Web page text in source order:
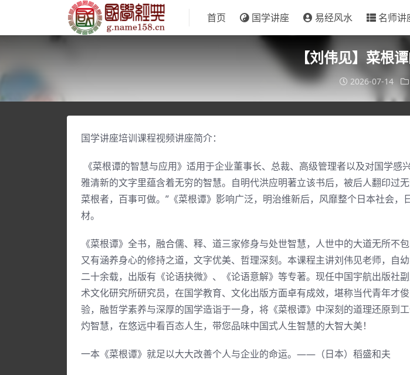
首页 国学讲座 易经风水 名师讲
【刘伟见】菜根
2026-07-14
国学讲座培训课程视频讲座简介：
《菜根谭的智慧与应用》适用于企业董事长、总裁、高级管理者以及对国学感
雅清新的文字里蕴含着无穷的智慧。自明代洪应明著立该书后，被后人翻印过
菜根者，百事可做。”《菜根谭》影响广泛，明治维新后，风靡整个日本社会，
材。
《菜根谭》全书，融合儒、释、道三家修身与处世智慧，人世中的大道无所不
又有涵养身心的修持之道，文字优美、哲理深刻。本课程主讲刘伟见老师，自
二十余载，出版有《论语抉微》、《论语意解》等专著。现任中国宇航出版社
术文化研究所研究员，在国学教育、文化出版方面卓有成效，堪称当代青年才
验，融哲学素养与深厚的国学造诣于一身，将《菜根谭》中深刻的道理还原到
灼智慧，在悠远中看百态人生，带您品味中国式人生智慧的大智大美！
一本《菜根谭》就足以大大改善个人与企业的命运。——（日本）稻盛和夫